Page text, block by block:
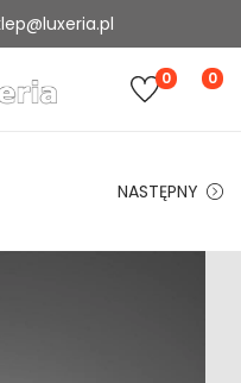
0 0
NASTĘPNY